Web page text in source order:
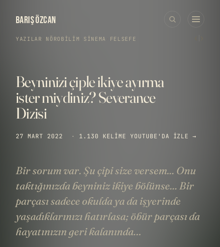
BARIŞ ÖZCAN
YAZILAR NÖROBILIM SINEMA FELSEFE
Beyninizi çiple ikiye ayırma
ister miydiniz? Severance
Dizisi
27 MART 2022 · 1.130 KELIME YOUTUBE'DA IZLE →
Bir sorum var. Şu çipi size versem... Onu
taktığınızda beyniniz ikiye bölünse... Bir
parçası sadece okulda ya da işyerinde
yaşadıklarınızı hatırlasa; öbür parçası da
hayatınızın geri kalanında…